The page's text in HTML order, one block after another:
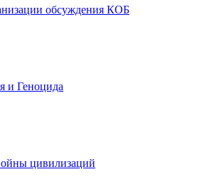
обсуждения КОБ
и Геноцида
цивилизаций